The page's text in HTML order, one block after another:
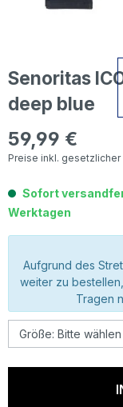
Senoritas
deep blue
Regulärer Preis:
59,99 €
Preise inkl. gesetzlicher
Sofort
Werktagen
Aufgrund des
weiter zu
Tragen